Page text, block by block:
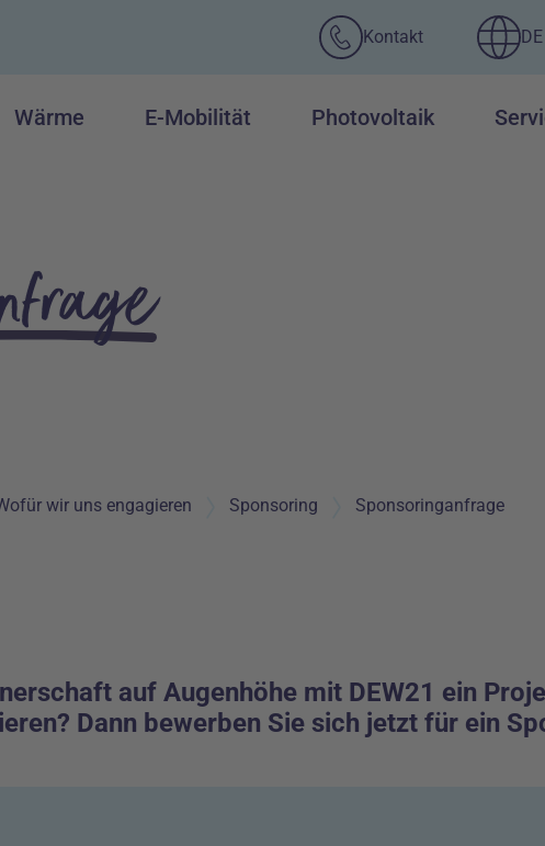
Kontakt DE
Wärme E-Mobilität Photovoltaik
wir uns engagieren Sponsoring Sponsoringanfrage
auf Augenhöhe mit DEW21 ein
Dann bewerben Sie sich jetzt für ein